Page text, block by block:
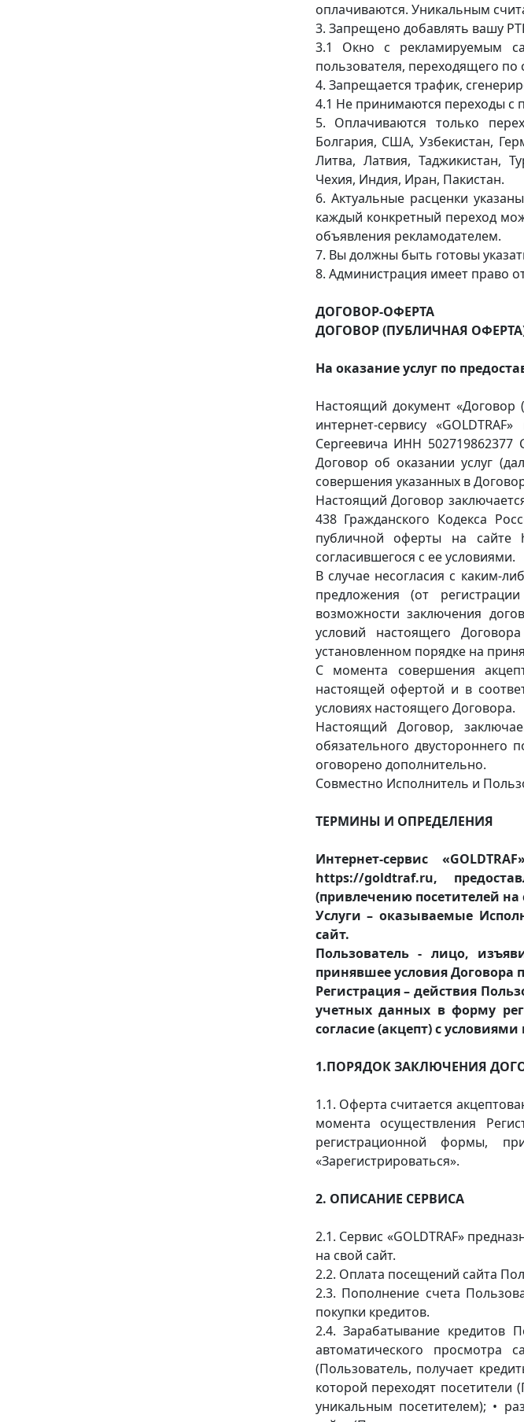
оплачиваются. Уникальным
3. Запрещено добавлять вашу
3.1 Окно с рекламируемым
пользователя, переходящего по
4. Запрещается трафик,
4.1 Не принимаются переходы с
5. Оплачиваются только
Болгария, США, Узбекистан,
Литва, Латвия, Таджикистан,
Чехия, Индия, Иран, Пакистан.
6. Актуальные расценки
каждый конкретный переход
объявления рекламодателем.
7. Вы должны быть готовы
8. Администрация имеет право
ДОГОВОР-ОФЕРТА
ДОГОВОР (ПУБЛИЧНАЯ
На оказание услуг по
Настоящий документ «Договор
интернет-сервису
Сергеевича ИНН
Договор об оказании услуг
совершения указанных в
Настоящий Договор
438 Гражданского Кодекса
публичной оферты на
согласившегося с ее условиями.
В случае несогласия с каким-
предложения (от
возможности заключения
условий настоящего
установленном порядке на
С момента совершения
настоящей офертой и в
условиях настоящего Договора.
Настоящий Договор,
обязательного
оговорено дополнительно.
Совместно Исполнитель и
ТЕРМИНЫ И ОПРЕДЕЛЕНИЯ
Интернет-сервис
https://goldtraf.ru,
(привлечению посетителей на
Услуги – оказываемые
сайт.
Пользователь - лицо,
принявшее условия Договора
Регистрация – действия
учетных данных в форму
согласие (акцепт) с
1.ПОРЯДОК ЗАКЛЮЧЕНИЯ
1.1. Оферта считается
момента осуществления
регистрационной формы,
«Зарегистрироваться».
2. ОПИСАНИЕ СЕРВИСА
2.1. Сервис «GOLDTRAF»
на свой сайт.
2.2. Оплата посещений сайта
2.3. Пополнение счета
покупки кредитов.
2.4. Зарабатывание кредитов
автоматического просмотра
(Пользователь, получает
которой переходят
уникальным посетителем); •